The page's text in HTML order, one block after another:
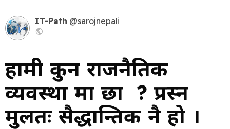
IT-Path @sarojnepali
हामी कुन राजनैतिक
व्यवस्था मा छौँ ? प्रस्न
मुलतः सैद्धान्तिक नै हो ।